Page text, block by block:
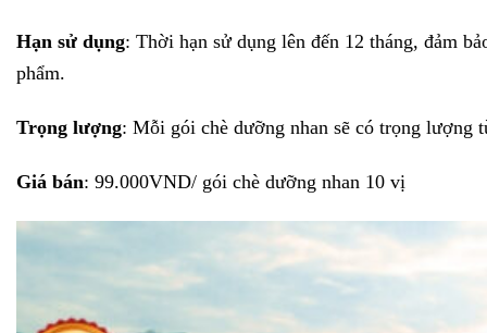
Hạn sử dụng: Thời hạn sử dụng lên đến 12 tháng, đảm
phẩm.
Trọng lượng: Mỗi gói chè dưỡng nhan sẽ có trọng lượng
Giá bán: 99.000VND/ gói chè dưỡng nhan 10 vị